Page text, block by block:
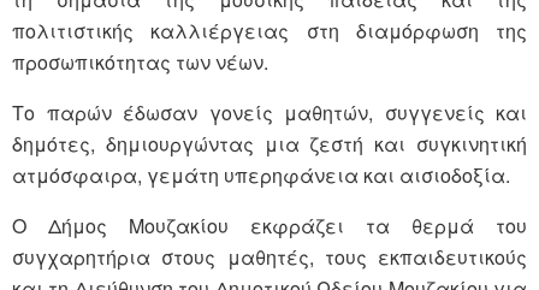
πολιτιστικής καλλιέργειας στη διαμόρφωση της
προσωπικότητας των νέων.
Το παρών έδωσαν γονείς μαθητών, συγγενείς και
δημότες, δημιουργώντας μια ζεστή και συγκινητική
ατμόσφαιρα, γεμάτη υπερηφάνεια και αισιοδοξία.
Ο Δήμος Μουζακίου εκφράζει τα θερμά του
συγχαρητήρια στους μαθητές, τους εκπαιδευτικούς